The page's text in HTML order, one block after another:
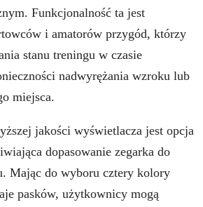
Funkcjonalność ta jest
i amatorów przygód, którzy
stanu treningu w czasie
nadwyrężania wzroku lub
miejsca.
jakości wyświetlacza jest opcja
dopasowanie zegarka do
Mając do wyboru cztery kolory
pasków, użytkownicy mogą